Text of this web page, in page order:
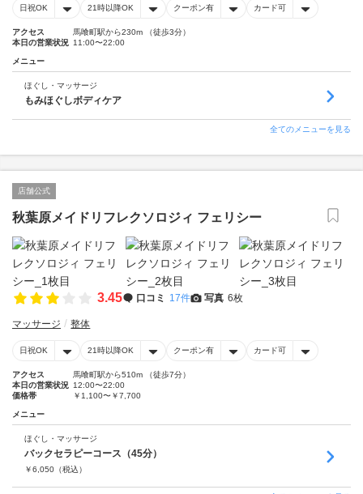
日祝OK 21時以降OK クーポン有 カード可
アクセス
馬喰町駅から230m （徒歩3分）
本日の営業状況 11:00〜22:00
メニュー
ほぐし・マッサージ
もみほぐしボディケア
全てのメニューを見る
店舗公式
秋葉原メイドリフレクソロジィ フェリシー
3.45 口コミ 17件 写真 6枚
マッサージ 整体
日祝OK 21時以降OK クーポン有 カード可
アクセス
馬喰町駅から510m （徒歩7分）
本日の営業状況 12:00〜22:00
価格帯
￥1,100〜￥7,700
メニュー
ほぐし・マッサージ
バックセラピーコース（45分）
￥6,050 （税込）